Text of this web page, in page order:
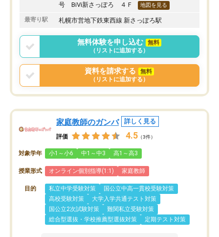
号 BiVi新さっぽろ ４Ｆ
地図を見る
最寄り駅 札幌市営地下鉄東西線 新さっぽろ駅
無料体験を申し込む
無料
（リストに追加する）
資料を請求する
無料
（リストに追加する）
家庭教師のガンバ 詳しく見る
評価 4.5 （3件）
対象学年 小1～小6 中1～中3 高1～高3
授業形式 オンライン個別指導(1:1) 家庭教師
目的 私立中学受験対策
国公立中高一貫校受験対策
高校受験対策
大学入学共通テスト対策
国公立2次試験対策
難関私立受験対策
総合型選抜・学校推薦型選抜対策
定期テスト対策